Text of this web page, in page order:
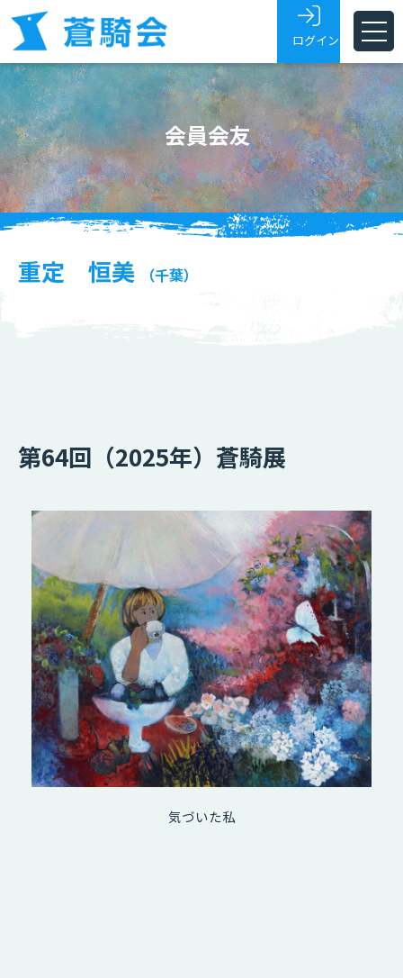
ホーム
蒼騎会とは
蒼騎展
支部
展覧会トピックス
ログイン
会員会友
重定 恒美 （千葉）
第64回（2025年）蒼騎展
気づいた私